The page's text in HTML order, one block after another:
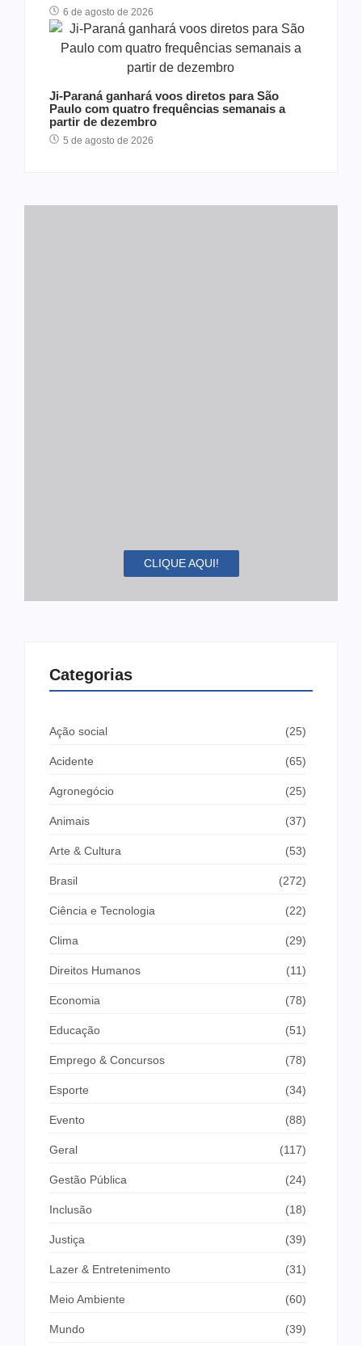
6 de agosto de 2026
Ji-Paraná ganhará voos diretos para São
Paulo com quatro frequências semanais a
partir de dezembro
5 de agosto de 2026
CLIQUE AQUI!
Categorias
Ação social (25)
Acidente (65)
Agronegócio (25)
Animais (37)
Arte & Cultura (53)
Brasil (272)
Ciência e Tecnologia (22)
Clima (29)
Direitos Humanos (11)
Economia (78)
Educação (51)
Emprego & Concursos (78)
Esporte (34)
Evento (88)
Geral (117)
Gestão Pública (24)
Inclusão (18)
Justiça (39)
Lazer & Entretenimento (31)
Meio Ambiente (60)
Mundo (39)